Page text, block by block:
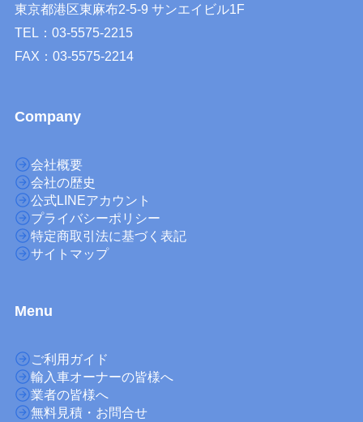
東京都港区東麻布2-5-9 サンエイビル1F
TEL：03-5575-2215
FAX：03-5575-2214
Company
会社概要
会社の歴史
公式LINEアカウント
プライバシーポリシー
特定商取引法に基づく表記
サイトマップ
Menu
ご利用ガイド
輸入車オーナーの皆様へ
業者の皆様へ
無料見積・お問合せ